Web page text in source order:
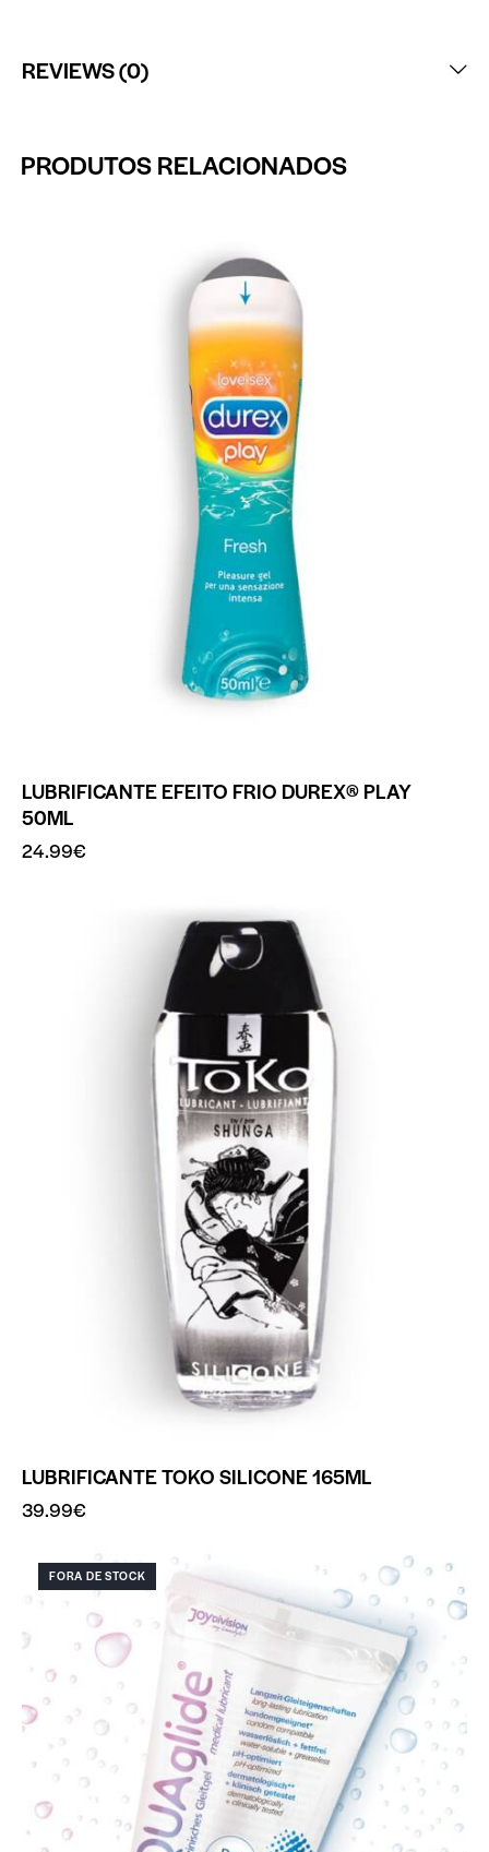
REVIEWS (0)
PRODUTOS RELACIONADOS
LUBRIFICANTE EFEITO FRIO DUREX® PLAY
50ML
24.99€
LUBRIFICANTE TOKO SILICONE 165ML
39.99€
FORA DE STOCK